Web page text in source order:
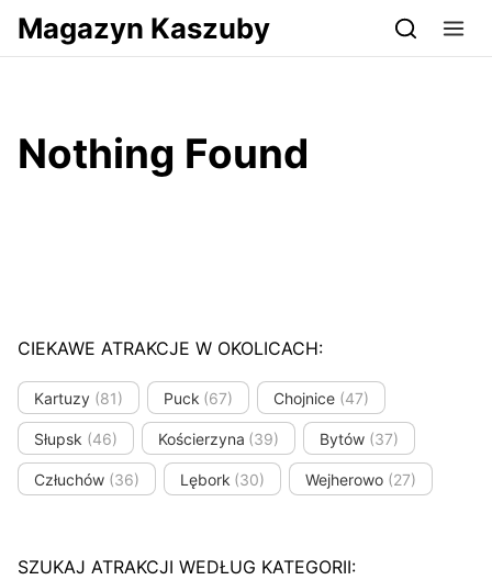
Przejdź do serwisu magazynkaszuby.pl
Magazyn Kaszuby
Nothing Found
CIEKAWE ATRAKCJE W OKOLICACH:
Kartuzy (81) Puck (67) Chojnice (47)
Słupsk (46) Kościerzyna (39) Bytów (37)
Człuchów (36) Lębork (30) Wejherowo (27)
SZUKAJ ATRAKCJI WEDŁUG KATEGORII: